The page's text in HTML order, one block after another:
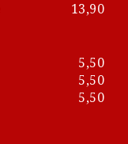
13,90
5,50
5,50
5,50